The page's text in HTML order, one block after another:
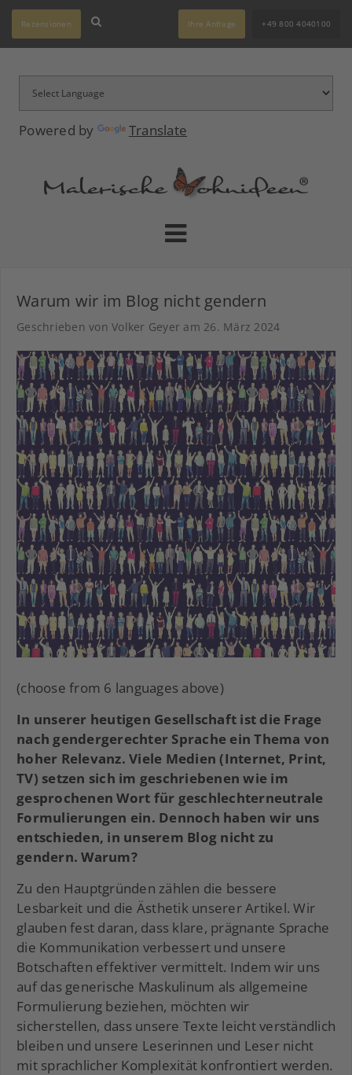
Powered by Translate
Rezensionen Ihre Anfrage +49 800 4040100
Warum wir im Blog nicht gendern
Geschrieben von Volker Geyer am 26. März 2024
(choose from 6 languages above)
In unserer heutigen Gesellschaft ist die Frage
nach gendergerechter Sprache ein Thema von
hoher Relevanz. Viele Medien (Internet, Print,
TV) setzen sich im geschriebenen wie im
gesprochenen Wort für geschlechterneutrale
Formulierungen ein. Dennoch haben wir uns
entschieden, in unserem Blog nicht zu
gendern. Warum?
Zu den Hauptgründen zählen die bessere
Lesbarkeit und die Ästhetik unserer Artikel. Wir
glauben fest daran, dass klare, prägnante Sprache
die Kommunikation verbessert und unsere
Botschaften effektiver vermittelt. Indem wir uns
auf das generische Maskulinum als allgemeine
Formulierung beziehen, möchten wir
sicherstellen, dass unsere Texte leicht verständlich
bleiben und unsere Leserinnen und Leser nicht
mit sprachlicher Komplexität konfrontiert werden.